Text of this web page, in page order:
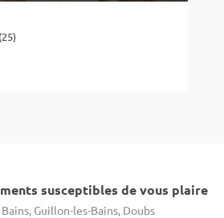
susceptibles de vous plaire
Guillon-les-Bains, Doubs